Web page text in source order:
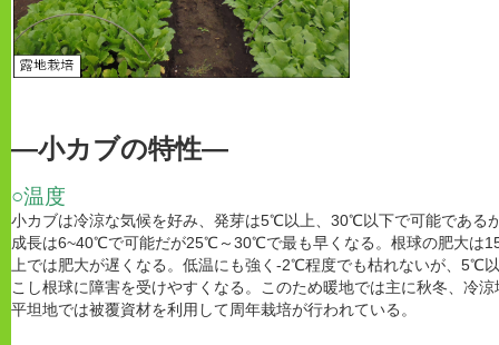
―小カブの特性―
○温度
小カブは冷涼な気候を好み、発芽は5℃以上、30℃以下で可能である
成長は6~40℃で可能だが25℃～30℃で最も早くなる。根球の肥大
上では肥大が遅くなる。低温にも強く-2℃程度でも枯れないが、5℃
こし根球に障害を受けやすくなる。このため暖地では主に秋冬、冷
平坦地では被覆資材を利用して周年栽培が行われている。